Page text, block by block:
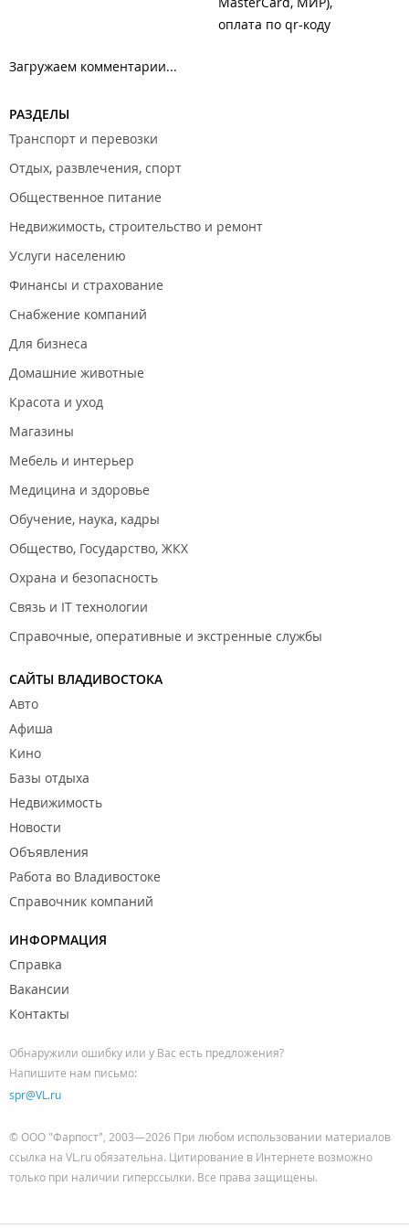
оплата по qr-коду
Загружаем комментарии...
РАЗДЕЛЫ
Транспорт и перевозки
Отдых, развлечения, спорт
Общественное питание
Недвижимость, строительство и ремонт
Услуги населению
Финансы и страхование
Снабжение компаний
Для бизнеса
Домашние животные
Красота и уход
Магазины
Мебель и интерьер
Медицина и здоровье
Обучение, наука, кадры
Общество, Государство, ЖКХ
Охрана и безопасность
Связь и IT технологии
Справочные, оперативные и экстренные службы
САЙТЫ ВЛАДИВОСТОКА
Авто
Афиша
Кино
Базы отдыха
Недвижимость
Новости
Объявления
Работа во Владивостоке
Справочник компаний
ИНФОРМАЦИЯ
Справка
Вакансии
Контакты
Обнаружили ошибку или у Вас есть предложения?
Напишите нам письмо:
spr@VL.ru
© ООО "Фарпост", 2003—2026 При любом использовании материалов
ссылка на VL.ru обязательна. Цитирование в Интернете возможно
только при наличии гиперссылки. Все права защищены.